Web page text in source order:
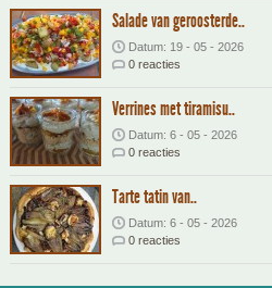
Salade van geroosterde..
Datum: 19 - 05 - 2026
0 reacties
Verrines met tiramisu..
Datum: 6 - 05 - 2026
0 reacties
Tarte tatin van..
Datum: 6 - 05 - 2026
0 reacties